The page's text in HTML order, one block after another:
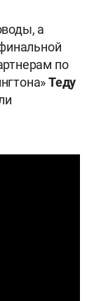
а
по
Теду